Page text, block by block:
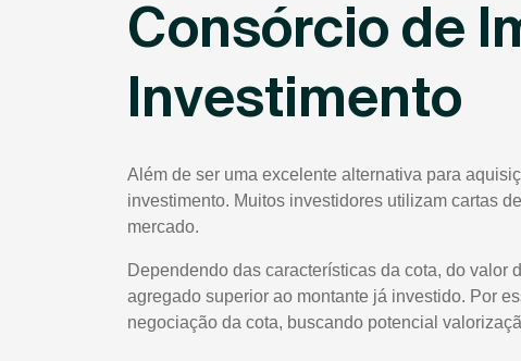
Consórcio de
Investimento
Além de ser uma excelente alternativa para
investimento. Muitos investidores utilizam cartas
mercado.
Dependendo das características da cota, do valor
agregado superior ao montante já investido. Por
negociação da cota, buscando potencial